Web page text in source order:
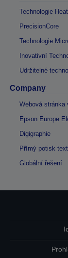
Technologie
PrecisionCore
Technologie
Inovativní
Udržitelné
Company
Webová stránka
Epson Europe
Digigraphie
Přímý potisk
Globální řešení